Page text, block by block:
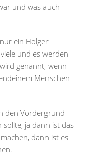
und was auch
ein Holger
und es werden
genannt, wenn
Menschen
den Vordergrund
ja dann ist das
dann ist es